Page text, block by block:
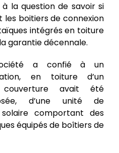
la question de savoir si
boitiers de connexion
intégrés en toiture
garantie décennale.
a confié à un
en toiture d’un
avait été
d’une unité de
comportant des
équipés de boîtiers de